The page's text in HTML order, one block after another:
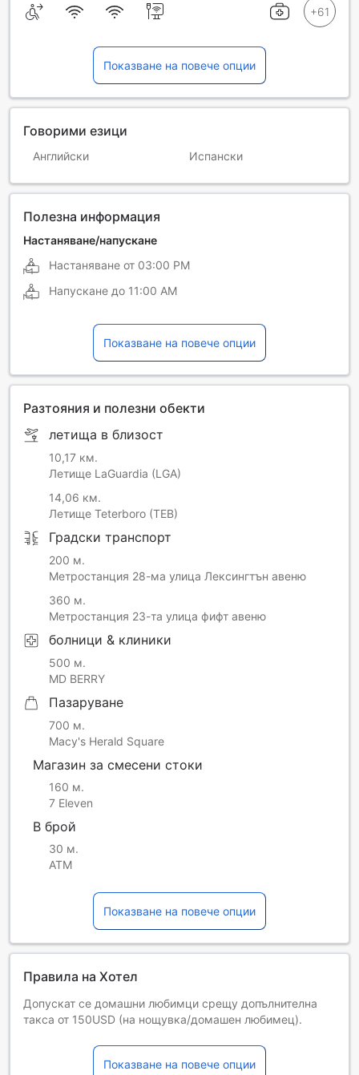
Показване на повече опции
Говорими езици
Английски Испански
Полезна информация
Настаняване/напускане
Настаняване от 03:00 PM
Напускане до 11:00 AM
Показване на повече опции
Разтояния и полезни обекти
летища в близост
10,17 км.
Летище LaGuardia (LGA)
14,06 км.
Летище Teterboro (TEB)
Градски транспорт
200 м.
Метростанция 28-ма улица Лексингтън авеню
360 м.
Метростанция 23-та улица фифт авеню
болници & клиники
500 м.
MD BERRY
Пазаруване
700 м.
Macy's Herald Square
Магазин за смесени стоки
160 м.
7 Eleven
В брой
30 м.
ATM
Показване на повече опции
Правила на Хотел
Допускат се домашни любимци срещу допълнителна
такса от 150USD (на нощувка/домашен любимец).
The property holds $150 refundable deposit at check-in for
Показване на повече опции